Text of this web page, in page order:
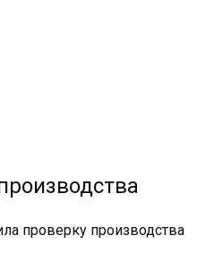
проверку производства